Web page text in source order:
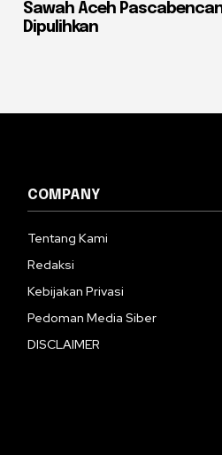
Sawah Aceh
Dipulihkan
COMPANY
Tentang Kami
Redaksi
Kebijakan Privasi
Pedoman Media Siber
DISCLAIMER